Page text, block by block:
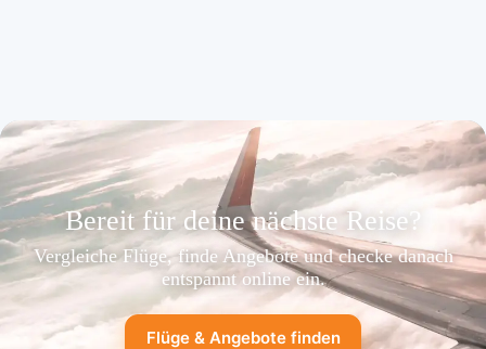
Bereit für deine nächste Reise?
Vergleiche Flüge, finde Angebote und checke danach
entspannt online ein.
Flüge & Angebote finden